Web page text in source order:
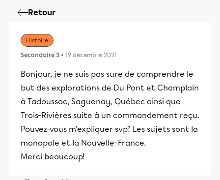
Retour
Histoire
Secondaire 3 • 19 décembre 2021
Bonjour, je ne suis pas sure de comprendre le
but des explorations de Du Pont et Champlain
à Tadoussac, Saguenay, Québec ainsi que
Trois-Rivières suite à un commandement reçu.
Pouvez-vous m’expliquer svp? Les sujets sont la
monopole et la Nouvelle-France.
Merci beaucoup!